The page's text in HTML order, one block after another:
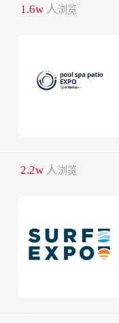
1.6w人浏览
2.2w人浏览